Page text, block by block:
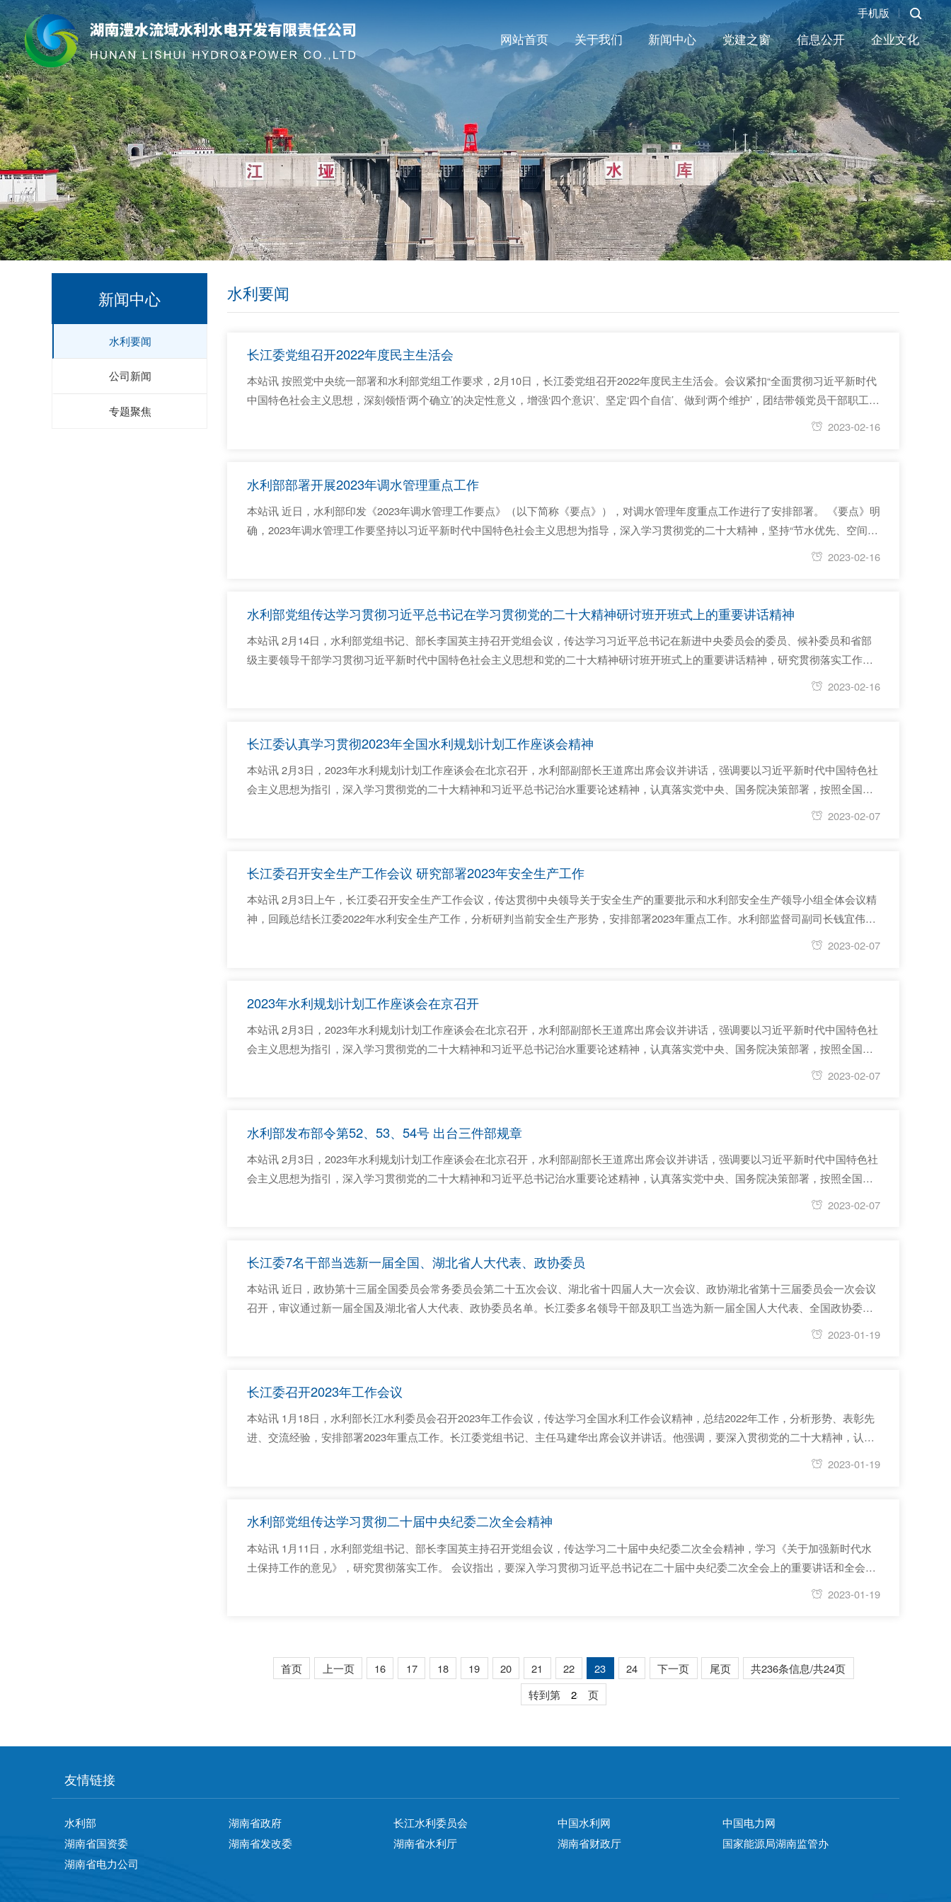
网站首页 关于我们 新闻中心 党建之窗 信息公开 企业文化
手机版
新闻中心
水利要闻
公司新闻
专题聚焦
水利要闻
长江委党组召开2022年度民主生活会
本站讯 按照党中央统一部署和水利部党组工作要求，2月10日，长江委党组召开2022年度民主生活会。会议紧扣“全面贯彻习近平新时代
中国特色社会主义思想，深刻领悟‘两个确立’的决定性意义，增强‘四个意识’、坚定‘四个自信’、做到‘两个维护’，团结带领党员干部职工以
奋发有为的精神贯彻落实党的二十大作出的重大决策部署”这一主题，紧密结合思想和治江工作实际，坚持问题导向，全面对照检查，开
2023-02-16
水利部部署开展2023年调水管理重点工作
本站讯 近日，水利部印发《2023年调水管理工作要点》（以下简称《要点》），对调水管理年度重点工作进行了安排部署。 《要点》明
确，2023年调水管理工作要坚持以习近平新时代中国特色社会主义思想为指导，深入学习贯彻党的二十大精神，坚持“节水优先、空间均
衡、系统治理、两手发力”治水思路，全面落实习近平总书记治水重要论述精神，按照2023年全国水利工作会议工作部署，锚定推动新阶
2023-02-16
水利部党组传达学习贯彻习近平总书记在学习贯彻党的二十大精神研讨班开班式上的重要讲话精神
本站讯 2月14日，水利部党组书记、部长李国英主持召开党组会议，传达学习习近平总书记在新进中央委员会的委员、候补委员和省部
级主要领导干部学习贯彻习近平新时代中国特色社会主义思想和党的二十大精神研讨班开班式上的重要讲话精神，研究贯彻落实工作。
会议指出，要深入学习贯彻习近平总书记重要讲话精神，深刻认识中国式现代化是我们党领导全国各族人民在长期探索和实践中历经千
2023-02-16
长江委认真学习贯彻2023年全国水利规划计划工作座谈会精神
本站讯 2月3日，2023年水利规划计划工作座谈会在北京召开，水利部副部长王道席出席会议并讲话，强调要以习近平新时代中国特色社
会主义思想为指引，深入学习贯彻党的二十大精神和习近平总书记治水重要论述精神，认真落实党中央、国务院决策部署，按照全国水
利工作会议要求，全力做好水利规划计划工作，为推动新阶段水利高质量发展作出新的贡献。总规划师吴文庆主持会议。 长江委设视频
2023-02-07
长江委召开安全生产工作会议 研究部署2023年安全生产工作
本站讯 2月3日上午，长江委召开安全生产工作会议，传达贯彻中央领导关于安全生产的重要批示和水利部安全生产领导小组全体会议精
神，回顾总结长江委2022年水利安全生产工作，分析研判当前安全生产形势，安排部署2023年重点工作。水利部监督司副司长钱宜伟到
会指导。长江委党组书记、主任马建华出席会议并讲话，委党组成员、副主任吴道喜主持会议，委党组成员、副主任王威参加会议。 马
2023-02-07
2023年水利规划计划工作座谈会在京召开
本站讯 2月3日，2023年水利规划计划工作座谈会在北京召开，水利部副部长王道席出席会议并讲话，强调要以习近平新时代中国特色社
会主义思想为指引，深入学习贯彻党的二十大精神和习近平总书记治水重要论述精神，认真落实党中央、国务院决策部署，按照全国水
利工作会议要求，全力做好水利规划计划工作，为推动新阶段水利高质量发展作出新的贡献。总规划师吴文庆主持会议。 会议指出，
2023-02-07
水利部发布部令第52、53、54号 出台三件部规章
本站讯 2月3日，2023年水利规划计划工作座谈会在北京召开，水利部副部长王道席出席会议并讲话，强调要以习近平新时代中国特色社
会主义思想为指引，深入学习贯彻党的二十大精神和习近平总书记治水重要论述精神，认真落实党中央、国务院决策部署，按照全国水
利工作会议要求，全力做好水利规划计划工作，为推动新阶段水利高质量发展作出新的贡献。总规划师吴文庆主持会议。 会议指出，
2023-02-07
长江委7名干部当选新一届全国、湖北省人大代表、政协委员
本站讯 近日，政协第十三届全国委员会常务委员会第二十五次会议、湖北省十四届人大一次会议、政协湖北省第十三届委员会一次会议
召开，审议通过新一届全国及湖北省人大代表、政协委员名单。长江委多名领导干部及职工当选为新一届全国人大代表、全国政协委员
及湖北省政协委员。 长江委党组书记、主任马建华担任第十四届全国政协委员，当选政协湖北省第十三届委员会常务委员。 长江委副总
2023-01-19
长江委召开2023年工作会议
本站讯 1月18日，水利部长江水利委员会召开2023年工作会议，传达学习全国水利工作会议精神，总结2022年工作，分析形势、表彰先
进、交流经验，安排部署2023年重点工作。长江委党组书记、主任马建华出席会议并讲话。他强调，要深入贯彻党的二十大精神，认真
践行习近平总书记治水重要论述精神，全面落实全国水利工作会议安排部署要求，忠诚履行流域管理职责使命，踔厉奋发、勇毅前行，
2023-01-19
水利部党组传达学习贯彻二十届中央纪委二次全会精神
本站讯 1月11日，水利部党组书记、部长李国英主持召开党组会议，传达学习二十届中央纪委二次全会精神，学习《关于加强新时代水
土保持工作的意见》，研究贯彻落实工作。 会议指出，要深入学习贯彻习近平总书记在二十届中央纪委二次全会上的重要讲话和全会精
神，进一步深刻领悟“两个确立”的决定性意义，增强“四个意识”、坚定“四个自信”、做到“两个维护”。要时刻保持解决大党独有难题的清醒
2023-01-19
首页 上一页 16 17 18 19 20 21 22 23 24 下一页 尾页
共236条信息/共24页
转到第
页
友情链接
水利部 湖南省政府 长江水利委员会 中国水利网
中国电力网
湖南省国资委
湖南省发改委 湖南省水利厅 湖南省财政厅
国家能源局湖南监管办
湖南省电力公司